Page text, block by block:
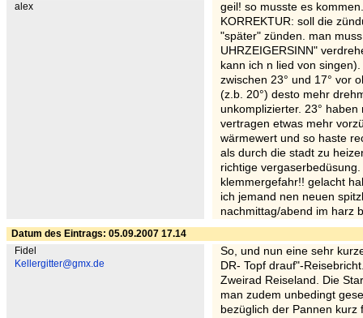
alex
geil! so musste es
KORREKTUR: soll die
"später" zünden. man
UHRZEIGERSINN"
kann ich n lied von
zwischen 23° und 17° vor
(z.b. 20°) desto mehr
unkomplizierter. 23°
vertragen etwas mehr
wärmewert und so haste
als durch die stadt zu
richtige
klemmergefahr!! gelacht
ich jemand nen neuen
nachmittag/abend im harz
Datum des Eintrags: 05.09.2007 17.14
Fidel
Kellergitter@gmx.de
So, und nun eine sehr
DR- Topf drauf"-
Zweirad Reiseland. Die
man zudem unbedingt
bezüglich der Pannen